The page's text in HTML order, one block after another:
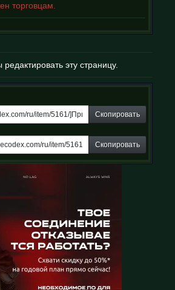
торговцам.
эту страницу.
Скопировать
Скопировать